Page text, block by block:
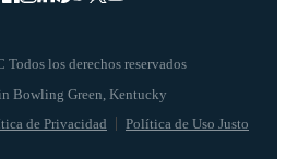
los derechos reservados
de Privacidad Política de Uso Justo